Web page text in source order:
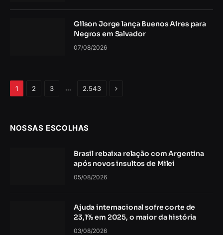
Gilson Jorge lança Buenos Aires para
Negros em Salvador
07/08/2026
1 2 3 … 2.543 Próximo
NOSSAS ESCOLHAS
Brasil rebaixa relação com Argentina
após novos insultos de Milei
05/08/2026
Ajuda internacional sofre corte de
23,1% em 2025, o maior da história
03/08/2026